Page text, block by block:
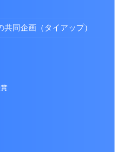
同企画（タイアップ）